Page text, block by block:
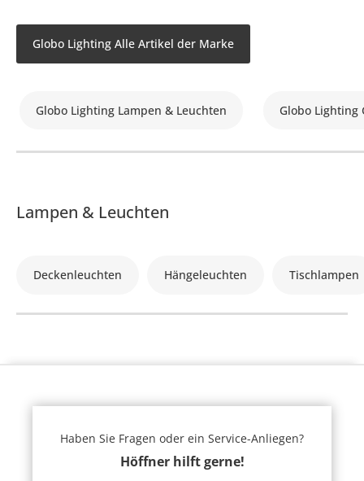
Globo Lighting Alle Artikel der Marke
Globo Lighting Lampen & Leuchten Globo Lighting
Lampen & Leuchten
Deckenleuchten Hängeleuchten Tischlampen
Haben Sie Fragen oder ein Service-Anliegen?
Höffner hilft gerne!